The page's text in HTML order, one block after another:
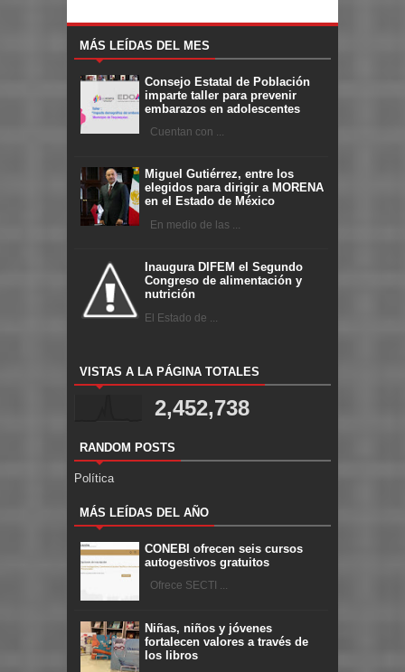
MÁS LEÍDAS DEL MES
Consejo Estatal de Población
imparte taller para prevenir
embarazos en adolescentes
Cuentan con ...
Miguel Gutiérrez, entre los
elegidos para dirigir a MORENA
en el Estado de México
En medio de las ...
Inaugura DIFEM el Segundo
Congreso de alimentación y
nutrición
El Estado de ...
VISTAS A LA PÁGINA TOTALES
2,452,738
RANDOM POSTS
Política
MÁS LEÍDAS DEL AÑO
CONEBI ofrecen seis cursos
autogestivos gratuitos
Ofrece SECTI ...
Niñas, niños y jóvenes
fortalecen valores a través de
los libros